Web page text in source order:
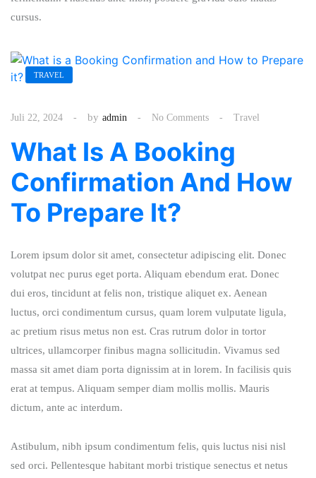
cursus.
TRAVEL
Juli 22, 2024 by admin No Comments Travel
What Is A Booking
Confirmation And How
To Prepare It?
Lorem ipsum dolor sit amet, consectetur adipiscing elit. Donec
volutpat nec purus eget porta. Aliquam ebendum erat. Donec
dui eros, tincidunt at felis non, tristique aliquet ex. Aenean
luctus, orci condimentum cursus, quam lorem vulputate ligula,
ac pretium risus metus non est. Cras rutrum dolor in tortor
ultrices, ullamcorper finibus magna sollicitudin. Vivamus sed
massa sit amet diam porta dignissim at in lorem. In facilisis quis
erat at tempus. Aliquam semper diam mollis mollis. Mauris
dictum, ante ac interdum.
Astibulum, nibh ipsum condimentum felis, quis luctus nisi nisl
sed orci. Pellentesque habitant morbi tristique senectus et netus